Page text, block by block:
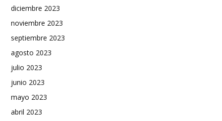
diciembre 2023
noviembre 2023
septiembre 2023
agosto 2023
julio 2023
junio 2023
mayo 2023
abril 2023